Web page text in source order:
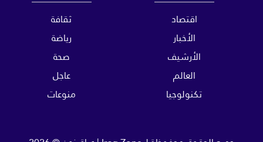
اقتصاد
الأخبار
الأرشيف
العالم
تكنولوجيا
ثقافة
رياضة
صحة
عاجل
منوعات